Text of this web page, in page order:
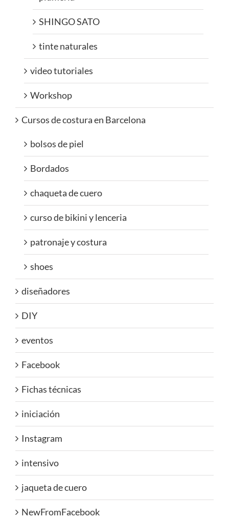
SHINGO SATO
tinte naturales
video tutoriales
Workshop
Cursos de costura en Barcelona
bolsos de piel
Bordados
chaqueta de cuero
curso de bikini y lenceria
patronaje y costura
shoes
diseñadores
DIY
eventos
Facebook
Fichas técnicas
iniciación
Instagram
intensivo
jaqueta de cuero
NewFromFacebook